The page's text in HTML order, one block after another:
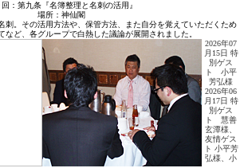
：第九条『名簿整理と名刺の活用』
場所：神仙閣
刺。その活用方法や、保管方法、また自分を覚えていただくため
など、各グループで白熱した議論が展開されました。
2026年07
月15日 特
別ゲス
ト 小平
芳弘様
2026年06
月17日 特
別ゲス
ト 慧善
玄潭様、
友情ゲス
ト 小平芳
弘様、小